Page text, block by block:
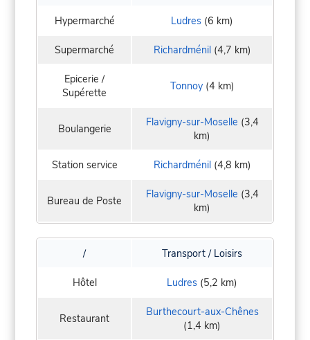
Hypermarché Ludres (6 km)
Supermarché Richardménil(4,7 km)
Epicerie /
Supérette
Tonnoy(4 km)
Boulangerie Flavigny-sur-Moselle (3,4
km)
Station service Richardménil(4,8 km)
Bureau de Poste Flavigny-sur-Moselle (3,4
km)
/ Transport / Loisirs
Hôtel Ludres (5,2 km)
Restaurant
Burthecourt-aux-Chênes
(1,4 km)